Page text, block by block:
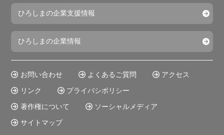
ひろしまの企業支援情報
ひろしまの企業情報
お問い合わせ よくあるご質問
アクセス
リンク
プライバシポリシー
著作権について
ソーシャルメディア
サイトマップ